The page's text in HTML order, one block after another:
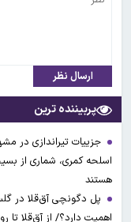
ارسال نظر
پربیننده ترین
جزییات تیراندازی در
اسلحه کمری، شماری از
هستند
پل دگونچی آق‌قلا در
اهمیت دارد؟/ از آق‌قلا